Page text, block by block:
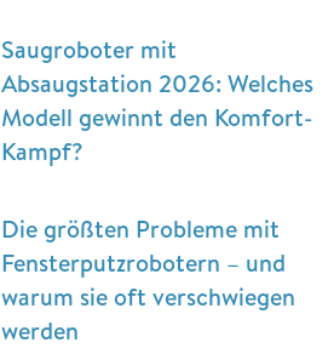
Saugroboter mit
Absaugstation 2026: Welches
Modell gewinnt den Komfort-
Kampf?
Die größten Probleme mit
Fensterputzrobotern – und
warum sie oft verschwiegen
werden